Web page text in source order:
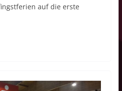
auf die erste